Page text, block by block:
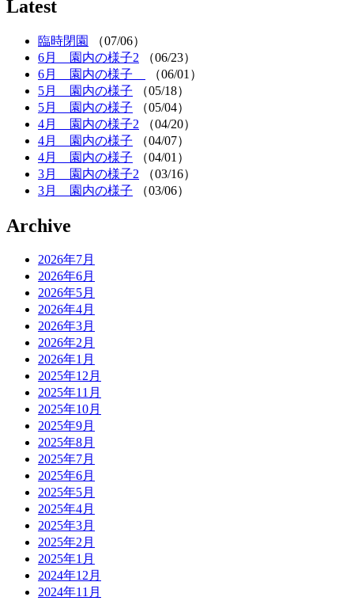
Latest
臨時閉園
（07/06）
6月 園内の様子2
（06/23）
6月 園内の様子
（06/01）
5月 園内の様子
（05/18）
5月 園内の様子
（05/04）
4月 園内の様子2
（04/20）
4月 園内の様子
（04/07）
4月 園内の様子
（04/01）
3月 園内の様子2
（03/16）
3月 園内の様子
（03/06）
Archive
2026年7月
2026年6月
2026年5月
2026年4月
2026年3月
2026年2月
2026年1月
2025年12月
2025年11月
2025年10月
2025年9月
2025年8月
2025年7月
2025年6月
2025年5月
2025年4月
2025年3月
2025年2月
2025年1月
2024年12月
2024年11月